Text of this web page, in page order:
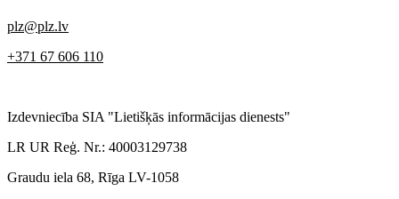
plz@plz.lv
+371 67 606 110
Izdevniecība SIA "Lietišķās informācijas dienests"
LR UR Reģ. Nr.: 40003129738
Graudu iela 68, Rīga LV-1058